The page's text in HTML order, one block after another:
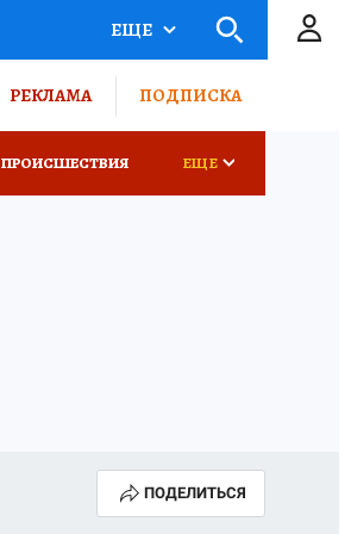
ЕЩЕ
РЕКЛАМА ПОДПИСКА
ПРОИСШЕСТВИЯ ЕЩЕ
ПОДЕЛИТЬСЯ